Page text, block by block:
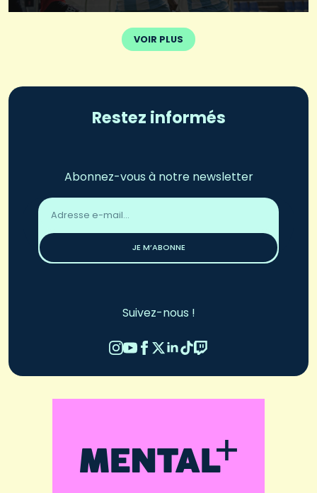
VOIR PLUS
Restez informés
Abonnez-vous à notre newsletter
Adresse
email
JE M’ABONNE
Suivez-nous !